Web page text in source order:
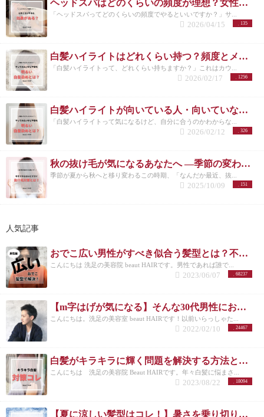
ヘッドスパはどのくらいの頻度が理想？女性に多い悩みと正しい通い方
「ヘッドスパってどのくらいの頻度でやるといいですか？」サ...
135
2026/04/15
白髪ハイライトはどれくらい持つ？頻度とメンテナンスの目安を解説
「白髪ハイライトって、どれくらい持ちますか？」これはカウ...
1256
2026/02/17
白髪ハイライトが向いている人・向いていない人｜後悔しない選び方 洗足
「白髪ハイライトって気になるけど、自分に合うのかわからな...
326
2026/02/12
秋の抜け毛が気になるあなたへ ―季節の変わり目に必要な頭皮ケアとは―
季節が夏から秋へと移り変わるこの時期、「なんだか最近、抜...
151
2025/10/09
人気記事
おでこ広い男性がすべき似合う髪型とは？不向きなメンズスタイルも紹介！
こんにちは 洗足の美容院 beaut HAIRです。男性であれば誰で...
68237
2023/06/07
【m字はげが気になる】そんな30代男性におすすめの髪型3選！
こんにちは。洗足の美容室 beaut HAIRです！以前いらっしゃた...
24467
2022/02/10
白髪がキラキラに輝く問題を解決する方法とは？白髪を活かしたカラーも紹介
こんにちは 洗足の美容院 Beaut HAIRです。年々白髪に悩まさ...
18094
2023/08/22
【夏に涼しい髪型はコレ！】暑さを乗り切りたいメンズさんにオススメの髪型とは？